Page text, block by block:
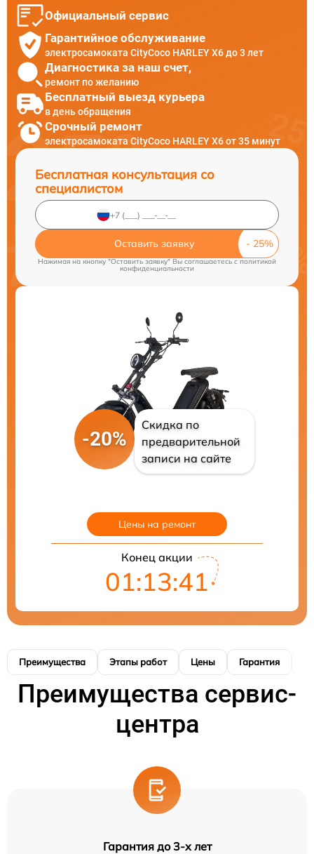
Официальный сервис
Гарантийное обслуживание
электросамоката CityCoco HARLEY X6 до 3 лет
Диагностика за наш счет,
ремонт по желанию
Бесплатный выезд курьера
в день обращения
Срочный ремонт
электросамоката CityCoco HARLEY X6 от 35 минут
Бесплатная консультация со
специалистом
Оставить заявку
Нажимая на кнопку "Оставить заявку" Вы соглашаетесь cполитикой
конфиденциальности
-20%
Скидка по
предварительной
записи на сайте
Цены на ремонт
Конец акции
01:13:40
Преимущества Этапы работ Цены Гарантия
Преимущества сервис-
центра
Гарантия до 3-х лет